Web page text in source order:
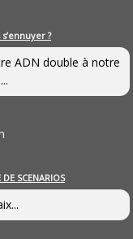
?
ADN double à notre
SCENARIOS